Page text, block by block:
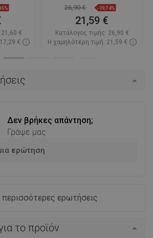
Δεν βρήκες απάντηση;
Γράψε μας
ερώτηση
περισσότερες ερωτήσεις
το προϊόν
21,60 €
€
26,90 € -19,74%
21,59 €
Κατάλογος τιμής: 26,90 €
Η χαμηλότερη τιμή: 21,59 €